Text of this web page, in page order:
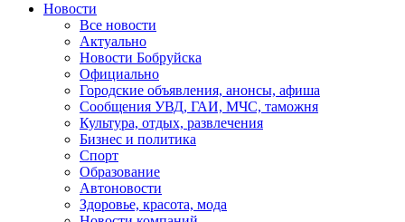
Новости
Все новости
Актуально
Новости Бобруйска
Официально
Городские объявления, анонсы, афиша
Сообщения УВД, ГАИ, МЧС, таможня
Культура, отдых, развлечения
Бизнес и политика
Спорт
Образование
Автоновости
Здоровье, красота, мода